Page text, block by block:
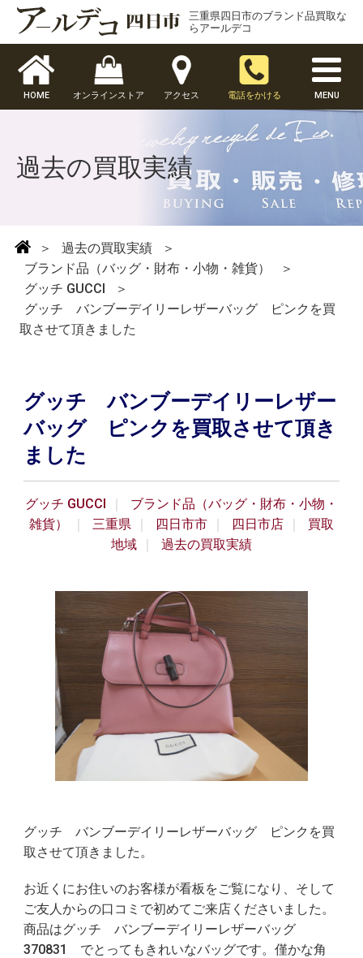
三重県四日市のブランド品買取な
らアールデコ
HOME オンラインストア アクセス 電話をかける MENU
過去の買取実績
＞ 過去の買取実績
＞
ブランド品（バッグ・財布・小物・雑貨）
＞
グッチ GUCCI
＞
グッチ バンブーデイリーレザーバッグ ピンクを買
取させて頂きました
グッチ バンブーデイリーレザー
バッグ ピンクを買取させて頂き
ました
グッチ GUCCI
ブランド品（バッグ・財布・小物・
雑貨）
三重県 四日市市 四日市店
買取
地域
過去の買取実績
グッチ バンブーデイリーレザーバッグ ピンクを買
取させて頂きました。
お近くにお住いのお客様が看板をご覧になり、そして
ご友人からの口コミで初めてご来店くださいました。
商品はグッチ バンブーデイリーレザーバッグ
370831 でとってもきれいなバッグです。僅かな角